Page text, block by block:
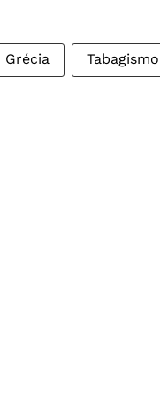
Grécia Tabagismo